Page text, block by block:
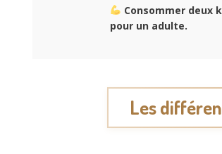
Consommer deux
pour un adulte.
Les